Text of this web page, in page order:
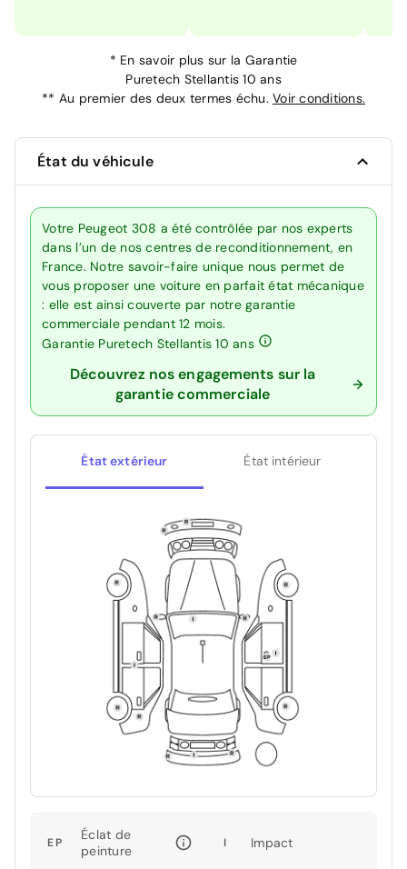
* En savoir plus sur la Garantie
Puretech Stellantis 10 ans
** Au premier des deux termes échu. Voir conditions.
État du véhicule
Votre Peugeot 308 a été contrôlée par nos experts
dans l’un de nos centres de reconditionnement, en
France. Notre savoir-faire unique nous permet de
vous proposer une voiture en parfait état mécanique
: elle est ainsi couverte par notre garantie
commerciale pendant 12 mois.
Garantie Puretech Stellantis 10 ans
Découvrez nos engagements sur la
garantie commerciale
État extérieur État intérieur
EP
Éclat de
peinture
I Impact